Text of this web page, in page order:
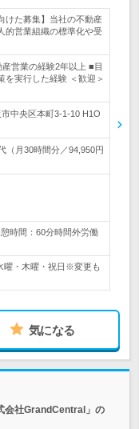
けた募集】当社の不動産
的営業組織の標準化や受
営業の経験2年以上 ■目
を実行した経験 ＜歓迎＞
中央区本町3-1-10 H1O
（月30時間分／94,950円
時間：60分時間外労働
曜・木曜・祝日※変更も
気になる
会社GrandCentral」の